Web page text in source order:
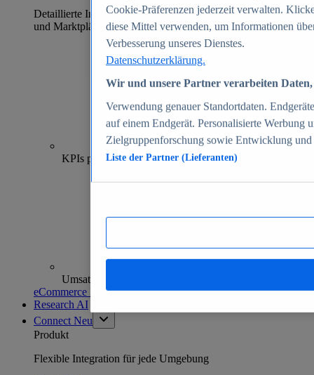
Detaillierte Informationen zu mehr als 39.000 Online-Shops
und Marktplätzen
70+
KPIs pro Shop
Umsatzanalysen und -prognosen
eCommerce Insights entdecken
Research AI
Connect Neu
Produkt
Flexible Integration für jede Umgebung
Cookie-Präferenzen jederzeit verwalten.
diese Mittel verwenden, um Informationen
Verbesserung unseres Dienstes.
Datenschutzerklärung.
Wir und unsere Partner verarbeiten
Verwendung genauer Standortdaten.
auf einem Endgerät. Personalisierte Werbung
Zielgruppenforschung sowie Entwicklung
Liste der Partner (Lieferanten)